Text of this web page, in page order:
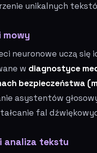
unikalnych
mowy
neuronowe uczą
w diagnostyce
bezpieczeństwa
asystentów
fal
analiza tekstu